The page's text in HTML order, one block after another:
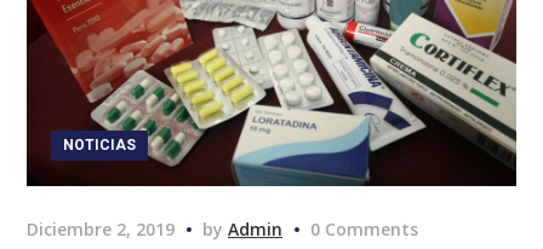
NOTICIAS
Diciembre 2, 2019 byAdmin 0 Comments